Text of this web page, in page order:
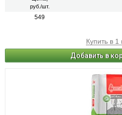
руб./шт.
549
Купить в 1
Добавить в